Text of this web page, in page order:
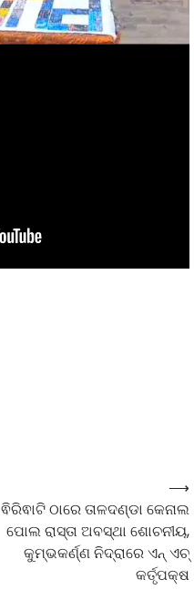
ଵିରିଵାଟି ଠାରେ ତାଳଦଣ୍ଡା କେନାଲ
ପୋଲ ରାସ୍ତା ଅବସ୍ଥା ଶୋଚନୀୟ,
କୁମ୍ଭକର୍ଣ୍ଣ ନିଦ୍ରାରେ ଏନ୍ ଏଚ୍
କର୍ତୃପକ୍ଷ
⟶